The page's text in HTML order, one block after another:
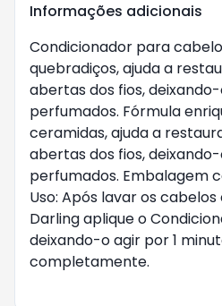
Informações adicionais
Condicionador para
quebradiços, ajuda a
abertas dos fios,
perfumados. Fórmula
ceramidas, ajuda a
abertas dos fios,
perfumados. Embalagem
Uso: Após lavar os
Darling aplique o
deixando-o agir por 1
completamente.